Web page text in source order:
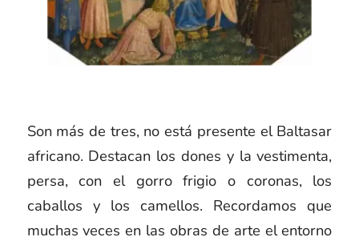
Son más de tres, no está presente el Baltasar
africano. Destacan los dones y la vestimenta,
persa, con el gorro frigio o coronas, los
caballos y los camellos. Recordamos que
muchas veces en las obras de arte el entorno